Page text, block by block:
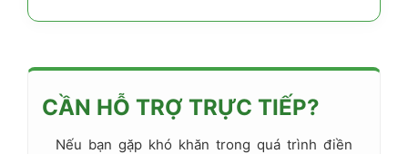
CẦN HỖ TRỢ TRỰC TIẾP?
Nếu bạn gặp khó khăn trong quá trình điền